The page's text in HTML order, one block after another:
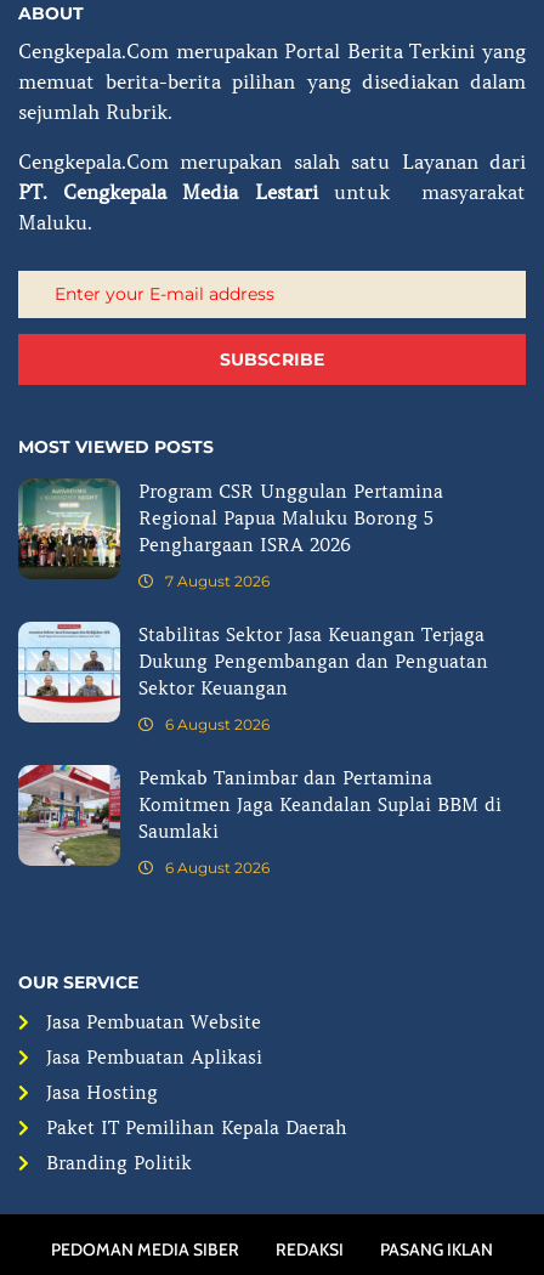
ABOUT
Cengkepala.Com merupakan Portal Berita Terkini yang
memuat berita-berita pilihan yang disediakan dalam
sejumlah Rubrik.
Cengkepala.Com merupakan salah satu Layanan dari
PT.
Cengkepala Media Lestari untuk masyarakat
Maluku.
SUBSCRIBE
MOST VIEWED POSTS
Program CSR Unggulan Pertamina
Regional Papua Maluku Borong 5
Penghargaan ISRA 2026
7 August 2026
Stabilitas Sektor Jasa Keuangan Terjaga
Dukung Pengembangan dan Penguatan
Sektor Keuangan
6 August 2026
Pemkab Tanimbar dan Pertamina
Komitmen Jaga Keandalan Suplai BBM di
Saumlaki
6 August 2026
OUR SERVICE
Jasa Pembuatan Website
Jasa Pembuatan Aplikasi
Jasa Hosting
Paket IT Pemilihan Kepala Daerah
Branding Politik
PEDOMAN MEDIA SIBER REDAKSI PASANG IKLAN